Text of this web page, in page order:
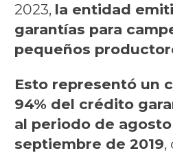
2023, la entidad
garantías para
pequeños
Esto representó un
94% del crédito
al periodo de agosto
septiembre de 2019,